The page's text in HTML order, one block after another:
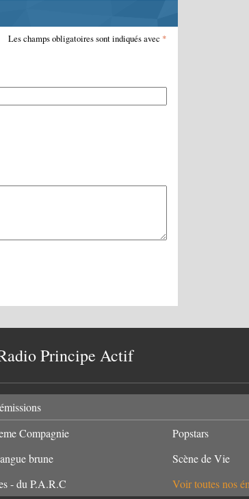
Les champs obligatoires sont indiqués avec *
Principe Actif
Compagnie
brune
- du P.A.R.C
Popstars
Scène de Vie
Voir toutes nos